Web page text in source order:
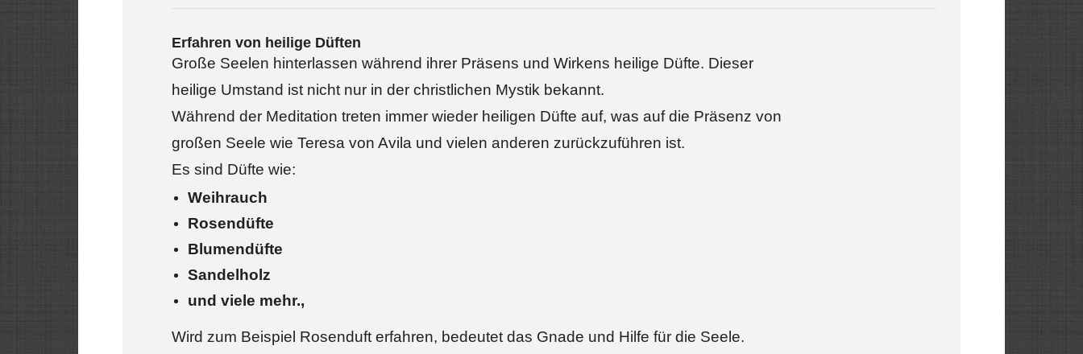
Erfahren von heilige Düften
Große Seelen hinterlassen während ihrer Präsens und Wirkens heilige Düfte. Dieser
heilige Umstand ist nicht nur in der christlichen Mystik bekannt.
Während der Meditation treten immer wieder heiligen Düfte auf, was auf die Präsenz von
großen Seele wie Teresa von Avila und vielen anderen zurückzuführen ist.
Es sind Düfte wie:
Weihrauch
Rosendüfte
Blumendüfte
Sandelholz
und viele mehr.,
Wird zum Beispiel Rosenduft erfahren, bedeutet das Gnade und Hilfe für die Seele.